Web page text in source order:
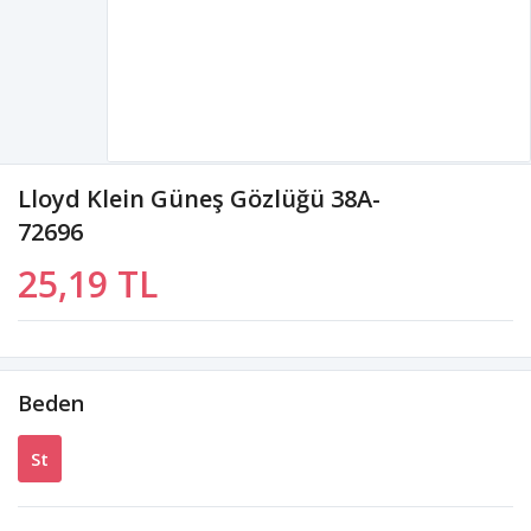
Lloyd Klein Güneş Gözlüğü 38A-
72696
25,19 TL
Beden
St